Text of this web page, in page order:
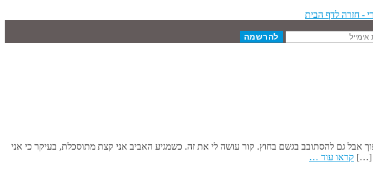
גם להסתובב בגשם בחוץ. קור עושה לי את זה. כשמגיע האביב אני קצת מתוסכלת, בעיקר כי אני
[…] קראו עוד …